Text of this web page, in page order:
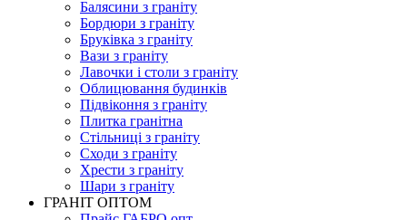
Балясини з граніту
Бордюри з граніту
Бруківка з граніту
Вази з граніту
Лавочки і столи з граніту
Облицювання будинків
Підвіконня з граніту
Плитка гранітна
Стільниці з граніту
Сходи з граніту
Хрести з граніту
Шари з граніту
ГРАНІТ ОПТОМ